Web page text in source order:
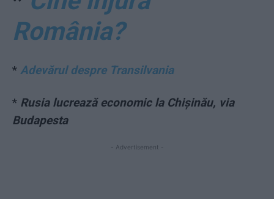
România?
* Adevărul despre Transilvania
* Rusia lucrează economic la Chișinău, via
Budapesta
- Advertisement -